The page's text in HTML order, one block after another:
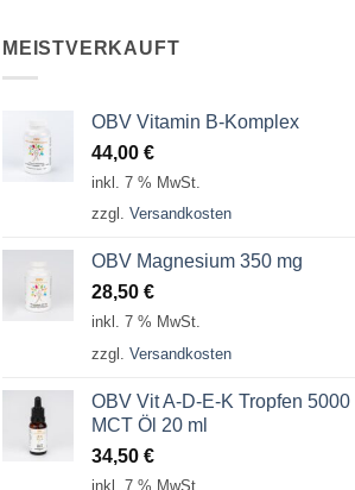
MEISTVERKAUFT
OBV Vitamin B-Komplex
44,00 €
inkl. 7 % MwSt.
zzgl. Versandkosten
OBV Magnesium 350 mg
28,50 €
inkl. 7 % MwSt.
zzgl. Versandkosten
OBV Vit A-D-E-K Tropfen 5000
MCT Öl 20 ml
34,50 €
inkl. 7 % MwSt.